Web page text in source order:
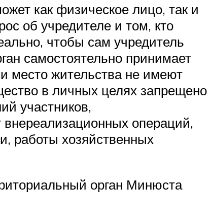
как физическое лицо, так и
об учредителе и том, кто
чтобы сам учредитель
самостоятельно принимает
место жительства не имеют
в личных целях запрещено
участников,
операций,
работы хозяйственных
орган Минюста